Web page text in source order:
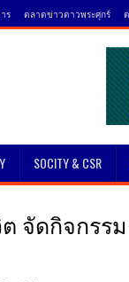
ร ตลาดข่าวดาวพระศุกร์
SOCITY & CSR
ดกิจกรรม